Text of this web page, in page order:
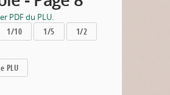
PDF du PLU.
1/10 1/5
1/2
PLU